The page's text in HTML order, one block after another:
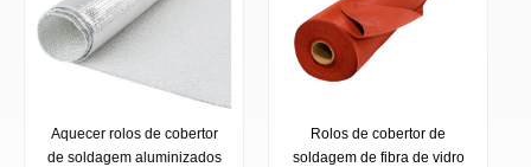
Rolos de cobertor de
soldagem de fibra de vidro
Rolos de manta de
soldagem de fibra de vidro